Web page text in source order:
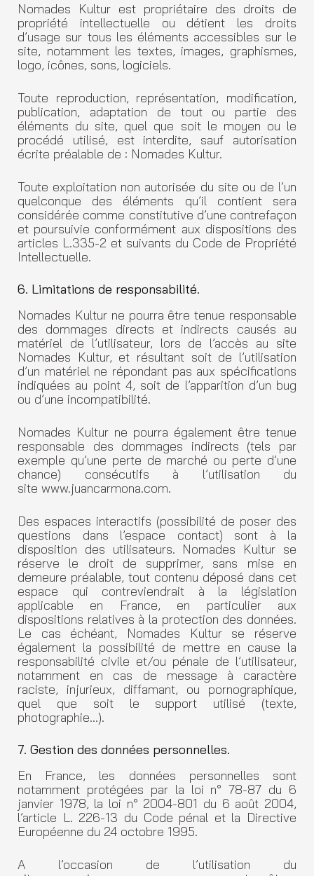
Nomades Kultur est propriétaire des droits de
propriété intellectuelle ou détient les droits
d’usage sur tous les éléments accessibles sur le
site, notamment les textes, images, graphismes,
logo, icônes, sons, logiciels.
Toute reproduction, représentation, modification,
publication, adaptation de tout ou partie des
éléments du site, quel que soit le moyen ou le
procédé utilisé, est interdite, sauf autorisation
écrite préalable de : Nomades Kultur.
Toute exploitation non autorisée du site ou de l’un
quelconque des éléments qu’il contient sera
considérée comme constitutive d’une contrefaçon
et poursuivie conformément aux dispositions des
articles L.335-2 et suivants du Code de Propriété
Intellectuelle.
6. Limitations de responsabilité.
Nomades Kultur ne pourra être tenue responsable
des dommages directs et indirects causés au
matériel de l’utilisateur, lors de l’accès au site
Nomades Kultur, et résultant soit de l’utilisation
d’un matériel ne répondant pas aux spécifications
indiquées au point 4, soit de l’apparition d’un bug
ou d’une incompatibilité.
Nomades Kultur ne pourra également être tenue
responsable des dommages indirects (tels par
exemple qu’une perte de marché ou perte d’une
chance) consécutifs à l’utilisation du
site www.juancarmona.com.
Des espaces interactifs (possibilité de poser des
questions dans l’espace contact) sont à la
disposition des utilisateurs. Nomades Kultur se
réserve le droit de supprimer, sans mise en
demeure préalable, tout contenu déposé dans cet
espace qui contreviendrait à la législation
applicable en France, en particulier aux
dispositions relatives à la protection des données.
Le cas échéant, Nomades Kultur se réserve
également la possibilité de mettre en cause la
responsabilité civile et/ou pénale de l’utilisateur,
notamment en cas de message à caractère
raciste, injurieux, diffamant, ou pornographique,
quel que soit le support utilisé (texte,
photographie…).
7. Gestion des données personnelles.
En France, les données personnelles sont
notamment protégées par la loi n° 78-87 du 6
janvier 1978, la loi n° 2004-801 du 6 août 2004,
l’article L. 226-13 du Code pénal et la Directive
Européenne du 24 octobre 1995.
A l’occasion de l’utilisation du